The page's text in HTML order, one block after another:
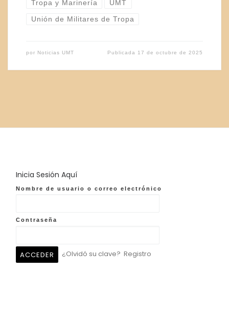
Tropa y Marinería UMT
Unión de Militares de Tropa
por Noticias UMT Publicada 17 de octubre de 2025
Inicia Sesión Aquí
Nombre de usuario o correo electrónico
Contraseña
¿Olvidó su clave? Registro